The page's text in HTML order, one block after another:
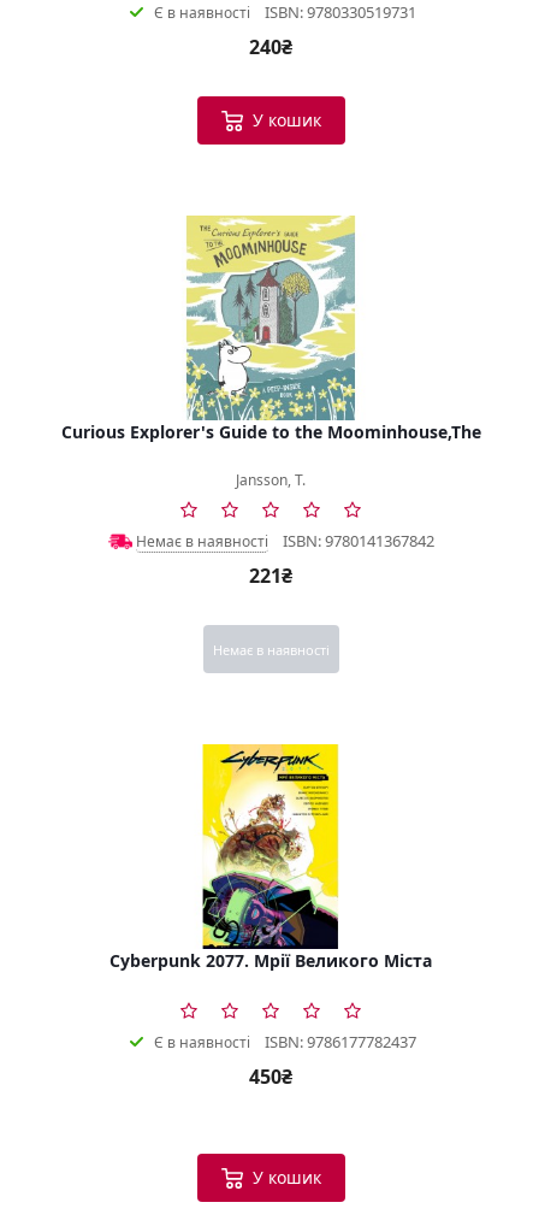
Є в наявності ISBN: 9780330519731
240₴
У кошик
Curious Explorer's Guide to the Moominhouse,The
Jansson, T.
Немає в наявності ISBN: 9780141367842
221₴
Немає в наявності
Cyberpunk 2077. Мрії Великого Міста
Є в наявності ISBN: 9786177782437
450₴
У кошик